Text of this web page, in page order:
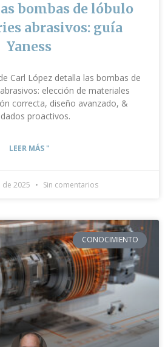
bombas de lóbulo
abrasivos: guía
Yaness
Carl López detalla las bombas de
elección de materiales
correcta, diseño avanzado, &
proactivos.
LEER MÁS "
2025 Sin comentarios
CONOCIMIENTO